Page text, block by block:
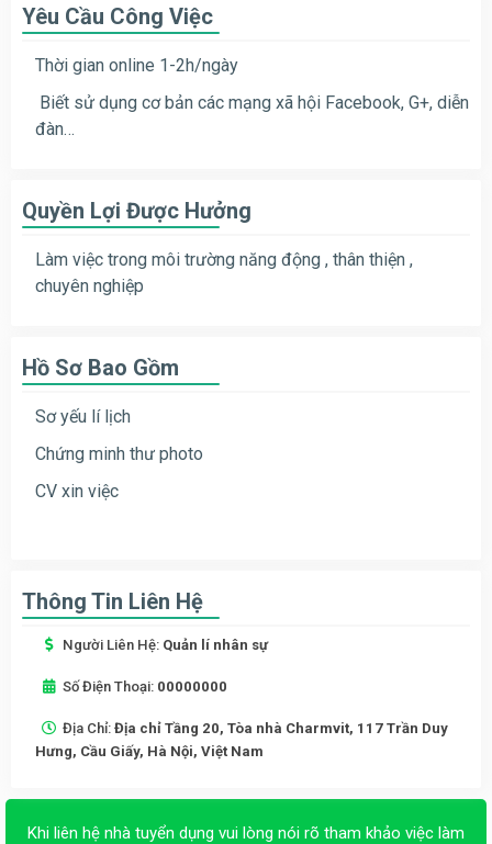
Yêu Cầu Công Việc
Thời gian online 1-2h/ngày
Biết sử dụng cơ bản các mạng xã hội Facebook, G+, diễn
đàn…
Quyền Lợi Được Hưởng
Làm việc trong môi trường năng động , thân thiện ,
chuyên nghiệp
Hồ Sơ Bao Gồm
Sơ yếu lí lịch
Chứng minh thư photo
CV xin việc
Thông Tin Liên Hệ
Người Liên Hệ: Quản lí nhân sự
Số Điện Thoại: 00000000
Địa Chỉ: Địa chỉ Tầng 20, Tòa nhà Charmvit, 117 Trần Duy
Hưng, Cầu Giấy, Hà Nội, Việt Nam
Khi liên hệ nhà tuyển dụng vui lòng nói rõ tham khảo việc làm